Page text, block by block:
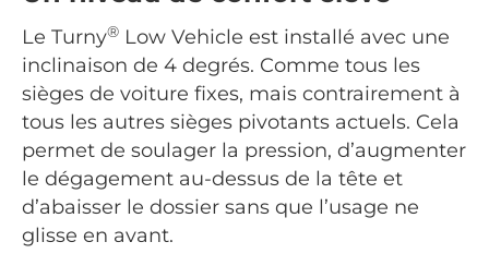
Le Turny® Low Vehicle est installé avec une
inclinaison de 4 degrés. Comme tous les
sièges de voiture fixes, mais contrairement à
tous les autres sièges pivotants actuels. Cela
permet de soulager la pression, d’augmenter
le dégagement au-dessus de la tête et
d’abaisser le dossier sans que l’usage ne
glisse en avant.